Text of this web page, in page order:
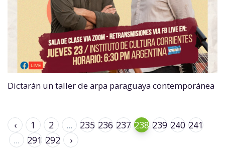
Dictarán un taller de arpa paraguaya contemporánea
‹ 1 2 ... 235 236 237 238 239 240 241
...
291 292 ›